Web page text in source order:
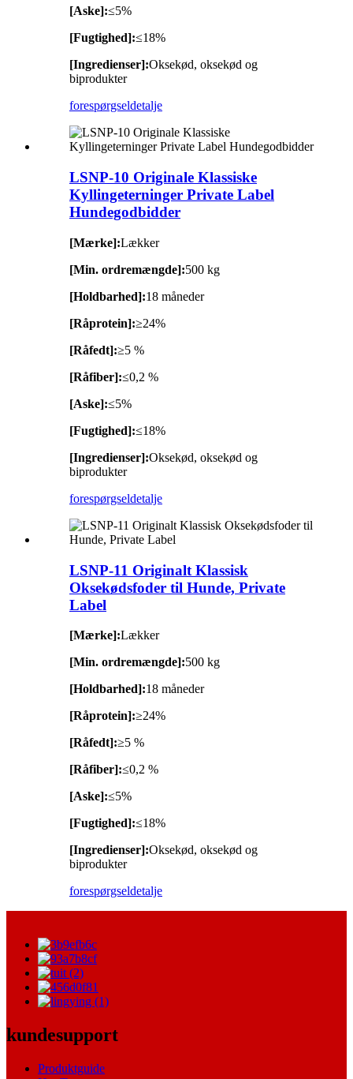
[Aske]:≤5%
[Fugtighed]:≤18%
[Ingredienser]:Oksekød, oksekød og
biprodukter
forespørgseldetalje
LSNP-10 Originale Klassiske
Kyllingeterninger Private Label
Hundegodbidder
[Mærke]:Lækker
[Min. ordremængde]:500 kg
[Holdbarhed]:18 måneder
[Råprotein]:≥24%
[Råfedt]:≥5 %
[Råfiber]:≤0,2 %
[Aske]:≤5%
[Fugtighed]:≤18%
[Ingredienser]:Oksekød, oksekød og
biprodukter
forespørgseldetalje
LSNP-11 Originalt Klassisk
Oksekødsfoder til Hunde, Private
Label
[Mærke]:Lækker
[Min. ordremængde]:500 kg
[Holdbarhed]:18 måneder
[Råprotein]:≥24%
[Råfedt]:≥5 %
[Råfiber]:≤0,2 %
[Aske]:≤5%
[Fugtighed]:≤18%
[Ingredienser]:Oksekød, oksekød og
biprodukter
forespørgseldetalje
kundesupport
Produktguide